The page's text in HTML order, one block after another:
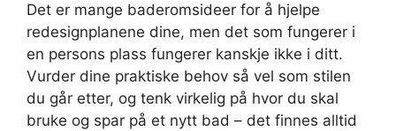
Det er mange baderomsideer for å hjelpe
redesignplanene dine, men det som fungerer i
en persons plass fungerer kanskje ikke i ditt.
Vurder dine praktiske behov så vel som stilen
du går etter, og tenk virkelig på hvor du skal
bruke og spar på et nytt bad – det finnes alltid